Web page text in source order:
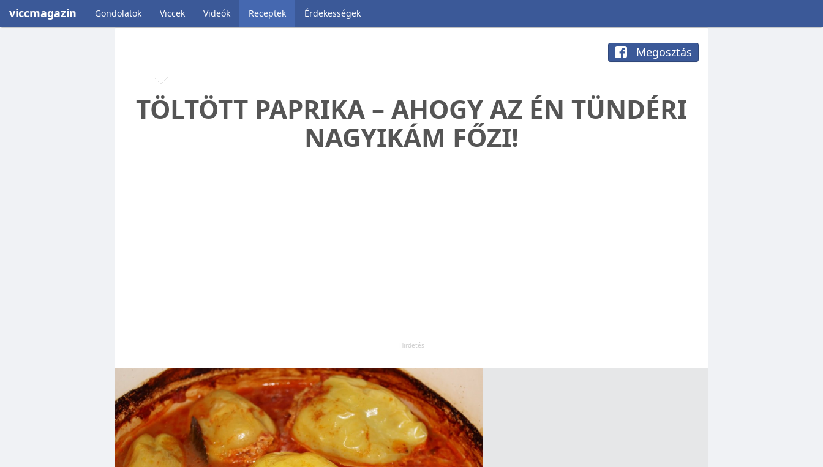
viccmagazin Gondolatok Viccek Videók Receptek Érdekességek
Megosztás
TÖLTÖTT PAPRIKA – AHOGY AZ ÉN TÜNDÉRI
NAGYIKÁM FŐZI!